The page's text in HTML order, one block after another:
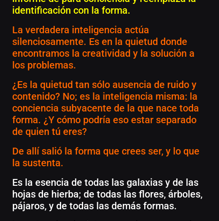
identificación con la forma.
La verdadera inteligencia actúa
silenciosamente. Es en la quietud donde
encontramos la creatividad y la solución a
los problemas.
¿Es la quietud tan sólo ausencia de ruido y
contenido? No; es la inteligencia misma: la
conciencia subyacente de la que nace toda
forma. ¿Y cómo podría eso estar separado
de quien tú eres?
De allí salió la forma que crees ser, y lo que
la sustenta.
Es la esencia de todas las galaxias y de las
hojas de hierba; de todas las flores, árboles,
pájaros, y de todas las demás formas.